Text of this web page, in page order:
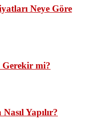
Neye Göre
Gerekir mi?
Yapılır?